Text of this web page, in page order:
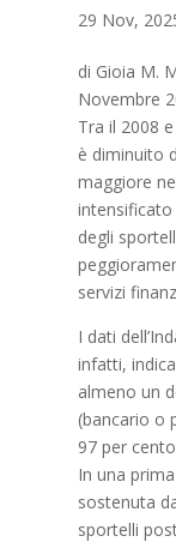
29 Nov,
di Gioia M.
Novembre
Tra il 2008
è diminuito
maggiore
intensificato
degli
servizi
I dati
infatti,
almeno un
(bancario o
97 per
In una
sostenuta
sportelli